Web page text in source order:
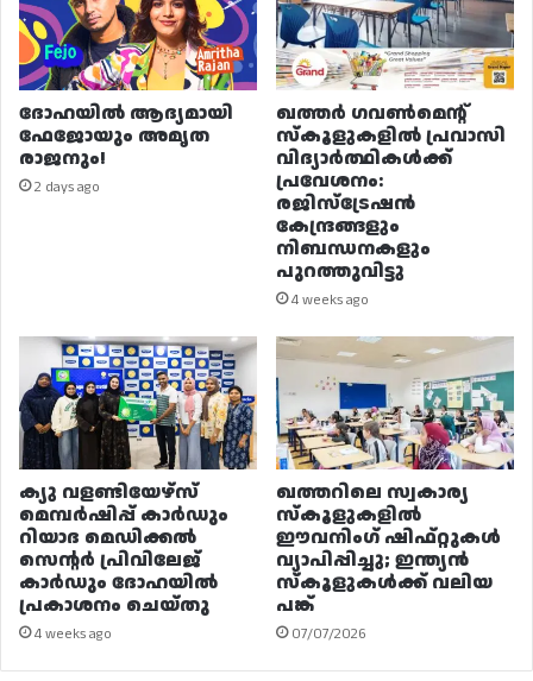
ദോഹയിൽ ആദ്യമായി
ഫേജോയും അമൃത
രാജനും!
2 days ago
ഖത്തർ ഗവൺമെന്റ്
സ്കൂളുകളിൽ പ്രവാസി
വിദ്യാർത്ഥികൾക്ക്
പ്രവേശനം:
രജിസ്ട്രേഷൻ
കേന്ദ്രങ്ങളും
നിബന്ധനകളും
പുറത്തുവിട്ടു
4 weeks ago
ക്യു വളണ്ടിയേഴ്‌സ്
മെമ്പർഷിപ്പ് കാർഡും
റിയാദ മെഡിക്കൽ
സെന്റർ പ്രിവിലേജ്
കാർഡും ദോഹയിൽ
പ്രകാശനം ചെയ്തു
4 weeks ago
ഖത്തറിലെ സ്വകാര്യ
സ്കൂളുകളിൽ
ഈവനിംഗ് ഷിഫ്റ്റുകൾ
വ്യാപിപ്പിച്ചു; ഇന്ത്യൻ
സ്കൂളുകൾക്ക് വലിയ
പങ്ക്
07/07/2026